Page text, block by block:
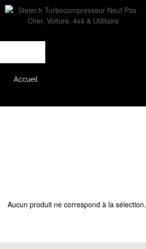
Accueil
Aucun produit ne correspond à la sélection.